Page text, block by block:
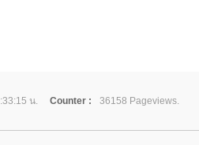
น. Counter :
36158 Pageviews.